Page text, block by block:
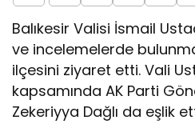
Balıkesir Valisi İsmail
ve incelemelerde
ilçesini ziyaret etti. Vali
kapsamında AK Parti
Zekeriyya Dağlı da eşlik